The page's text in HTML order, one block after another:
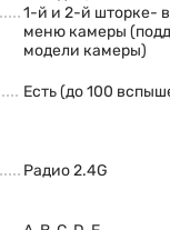
1-й и 2-й шторке-
меню камеры
модели камеры)
Есть (до 100
Радио 2.4G